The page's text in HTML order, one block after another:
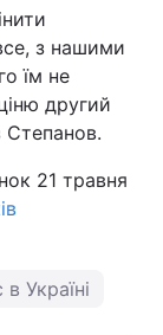
з нашими
їм не
другий
Степанов.
21 травня
Україні